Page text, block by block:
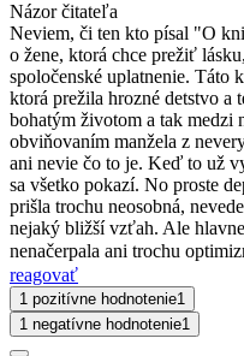
Názor čitateľa
Neviem, či ten kto písal "O
o žene, ktorá chce prežiť
spoločenské uplatnenie. Táto
ktorá prežila hrozné detstvo a
bohatým životom a tak medzi
obviňovaním manžela z
ani nevie čo to je. Keď to už
sa všetko pokazí. No proste
prišla trochu neosobná,
nejaký bližší vzťah. Ale
nenačerpala ani trochu
reagovať
1 pozitívne hodnotenie1
1 negatívne hodnotenie1